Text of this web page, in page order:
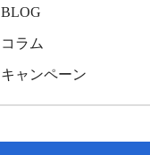
BLOG
コラム
キャンペーン